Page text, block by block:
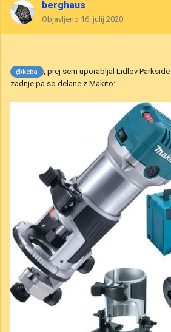
berghaus
Objavljeno 16. julij 2020
@keba
, prej sem uporabljal Lidlov
zadnje pa so delane z Makito: